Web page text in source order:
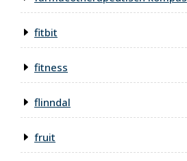
fitbit
fitness
flinndal
fruit